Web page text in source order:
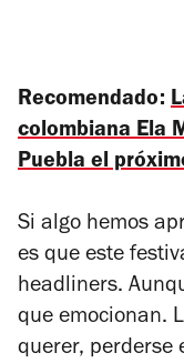
Recomendado:
colombiana Ela
Puebla el
Si algo hemos
es que este
headliners.
que emocionan.
querer, perderse